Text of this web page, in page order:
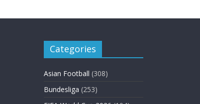
Categories
Asian Football (308)
Bundesliga (253)